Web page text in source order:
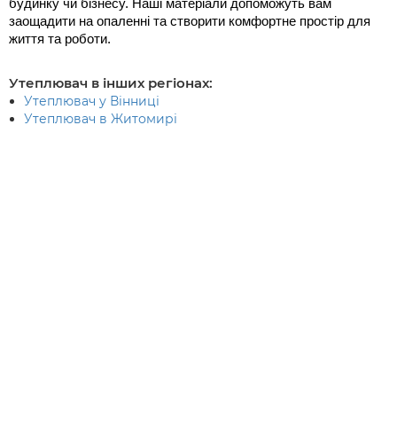
будинку чи бізнесу. Наші матеріали допоможуть вам
заощадити на опаленні та створити комфортне простір для
життя та роботи.
Утеплювач в інших регіонах:
Утеплювач у Вінниці
Утеплювач в Житомирі